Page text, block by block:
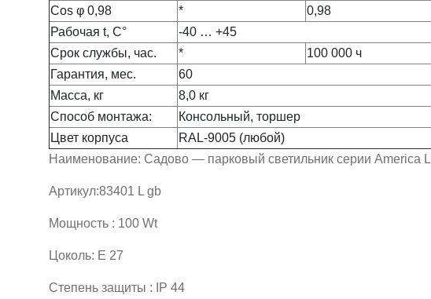
Сos φ 0,98 *
0,98
Рабочая t, С°
-40 … +45
Срок службы, час.
*
100 000 ч
Гарантия, мес.
60
Масса, кг
8,0 кг
Способ монтажа:
Консольный, торшер
Цвет корпуса
RAL-9005 (любой)
Наименование: Садово — парковый светильник серии America
Артикул:83401 L gb
Мощность : 100 Wt
Цоколь: E 27
Степень защиты : IP 44